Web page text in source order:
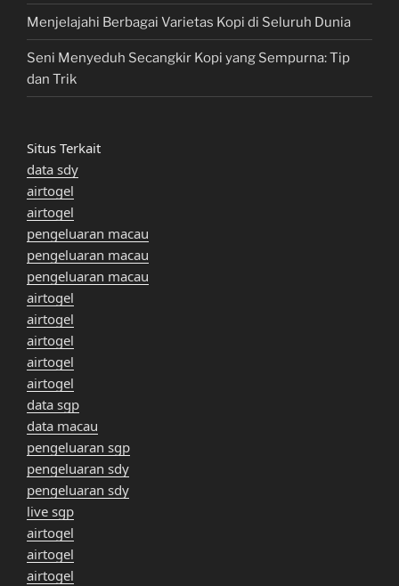
Menjelajahi Berbagai Varietas Kopi di Seluruh Dunia
Seni Menyeduh Secangkir Kopi yang Sempurna: Tip
dan Trik
Situs Terkait
data sdy
airtogel
airtogel
pengeluaran macau
pengeluaran macau
pengeluaran macau
airtogel
airtogel
airtogel
airtogel
airtogel
data sgp
data macau
pengeluaran sgp
pengeluaran sdy
pengeluaran sdy
live sgp
airtogel
airtogel
airtogel